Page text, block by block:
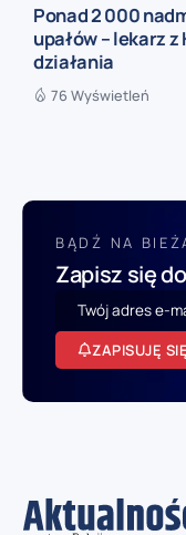
Ponad 2 000
upałów – lekarz
działania
76 Wyświetleń
BĄDŹ NA
Zapisz się
ZAPISUJĘ SIĘ